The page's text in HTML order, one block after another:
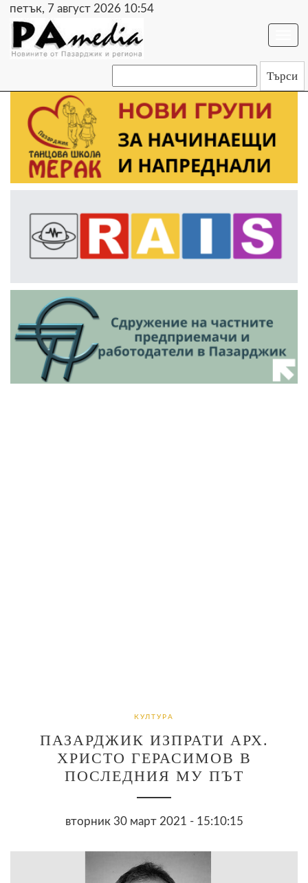
петък, 7 август 2026 10:54
КУЛТУРА
ПАЗАРДЖИК ИЗПРАТИ АРХ.
ХРИСТО ГЕРАСИМОВ В
ПОСЛЕДНИЯ МУ ПЪТ
вторник 30 март 2021 - 15:10:15